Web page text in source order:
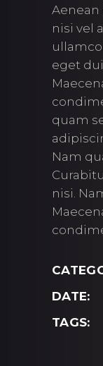
nisi vel
eget
quam
Nam
nisi.
DATE:
TAGS: